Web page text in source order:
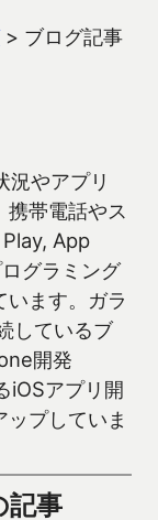
> ブログ記事
況やアプリ
携帯電話やス
App
グラミング
ます。ガラ
しているブ
開発
iOSアプリ開
プしていま
記事